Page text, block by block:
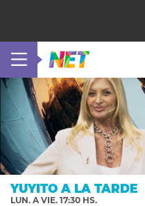
YUYITO A LA TARDE
LUN. A VIE. 17:30 HS.